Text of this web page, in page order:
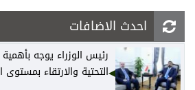
احدث الاضافات
رئيس الوزراء يوجه
التحتية والارتقاء بمستوى